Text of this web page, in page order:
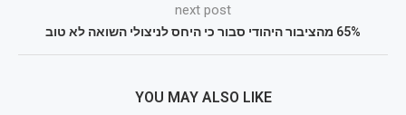
next post
65% מהציבור היהודי סבור כי היחס לניצולי השואה לא טוב
YOU MAY ALSO LIKE